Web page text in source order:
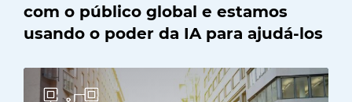
com o público global e estamos
usando o poder da IA para ajudá-los